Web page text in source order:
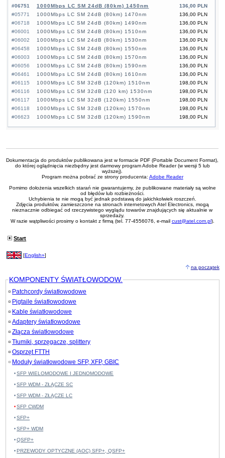
#06751
136,00 PLN
1000Mbps LC SM 24dB (80km) 1450nm
#05771
136,00 PLN
1000Mbps LC SM 24dB (80km) 1470nm
#06718
136,00 PLN
1000Mbps LC SM 24dB (80km) 1490nm
#06001
136,00 PLN
1000Mbps LC SM 24dB (80km) 1510nm
#06002
136,00 PLN
1000Mbps LC SM 24dB (80km) 1530nm
#06458
136,00 PLN
1000Mbps LC SM 24dB (80km) 1550nm
#06003
136,00 PLN
1000Mbps LC SM 24dB (80km) 1570nm
#06056
136,00 PLN
1000Mbps LC SM 24dB (80km) 1590nm
#06461
136,00 PLN
1000Mbps LC SM 24dB (80km) 1610nm
#06115
198,00 PLN
1000Mbps LC SM 32dB (120km) 1510nm
#06116
198,00 PLN
1000Mbps LC SM 32dB (120 km) 1530nm
#06117
198,00 PLN
1000Mbps LC SM 32dB (120km) 1550nm
#06118
198,00 PLN
1000Mbps LC SM 32dB (120km) 1570nm
#06623
198,00 PLN
1000Mbps LC SM 32dB (120km) 1590nm
Dokumentacja do produktów publikowana jest w formacie PDF (Portable Document Format),
do której oglądnięcia niezbędny jest darmowy program Adobe Reader (w wersji 5 lub
wyższej).
Program można pobrać ze strony producenta: Adobe Reader
Pomimo dołożenia wszelkich starań nie gwarantujemy, że publikowane materiały są wolne
od błędów lub rozbieżności.
Uchybienia te nie mogą być jednak podstawą do jakichkolwiek roszczeń.
Zdjęcia produktów, zamieszczone na stronach internetowych Atel Electronics, mogą
nieznacznie odbiegać od rzeczywistego wyglądu towarów znajdujących się aktualnie w
sprzedaży.
W razie wątpliwości prosimy o kontakt z firmą (tel. 77-4556076, e-mail cust@atel.com.pl).
Start
[English»]
na początek
KOMPONENTY ŚWIATŁOWODOW.
Patchcordy światłowodowe
Pigtaile światłowodowe
Kable światłowodowe
Adaptery światłowodowe
Złącza światłowodowe
Tłumiki, sprzęgacze, splittery
Osprzęt FTTH
Moduły światłowodowe SFP, XFP, GBIC
SFP WIELOMODOWE I JEDNOMODOWE
SFP WDM - ZŁĄCZE SC
SFP WDM - ZŁĄCZE LC
SFP CWDM
SFP+
SFP+ WDM
QSFP+
PRZEWODY OPTYCZNE (AOC) SFP+, QSFP+